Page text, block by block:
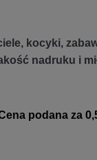
kocyki,
nadruku i
podana za